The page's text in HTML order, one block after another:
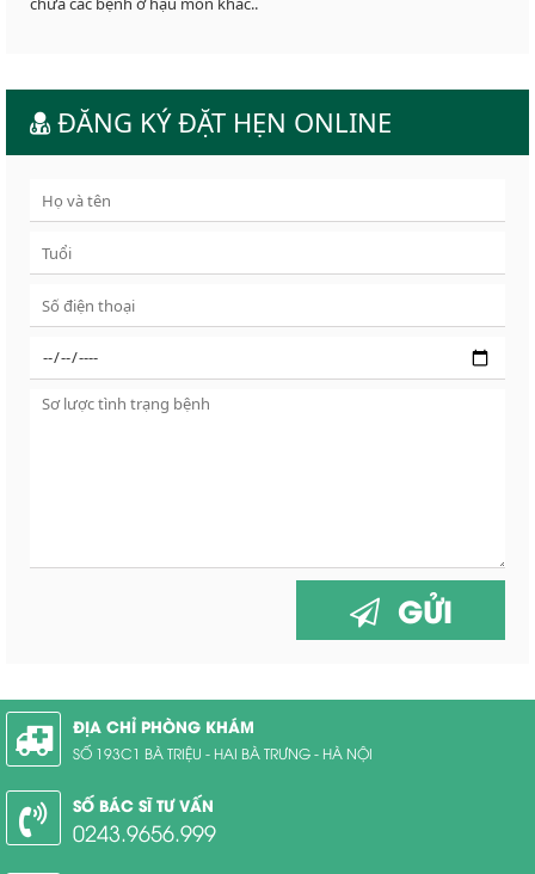
ĐĂNG KÝ ĐẶT HẸN ONLINE
GỬI
ĐỊA CHỈ PHÒNG KHÁM
SỐ 193C1 BÀ TRIỆU - HAI BÀ TRƯNG - HÀ NỘI
SỐ BÁC SĨ TƯ VẤN
0243.9656.999